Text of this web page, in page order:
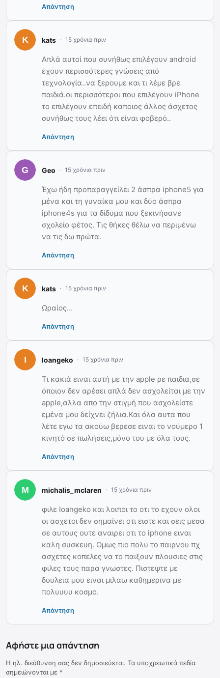
Απάντηση
kats 15 χρόνια πριν
Απλά αυτοί που συνήθως επιλέγουν android
έχουν περισσότερες γνώσεις από
τεχνολογία..να ξερουμε και τι λέμε βρε
παιδιά.οι περισσότεροι που επιλέγουν iPhone
το επιλέγουν επειδή καποιος άλλος άσχετος
συνήθως τους λέει ότι είναι φοβερό..
Απάντηση
Geo 15 χρόνια πριν
Έχω ήδη προπαραγγείλει 2 άσπρα iphone5 για
μένα και τη γυναίκα μου και δύο άσπρα
iphone4s για τα δίδυμα που ξεκινήσανε
σχολείο φέτος. Τις θήκες θέλω να περιμένω
να τις δω πρώτα.
Απάντηση
kats 15 χρόνια πριν
Ωραίος…
Απάντηση
Ioangeko 15 χρόνια πριν
Τι κακιά ειναι αυτή με την apple ρε παιδια,σε
όποιον δεν αρέσει απλά δεν ασχολείται με την
apple,αλλα απο την στιγμή που ασχολείστε
εμένα μου δείχνει ζήλια.Και όλα αυτα που
λέτε εγω τα ακούω βερεσε ειναι το νούμερο 1
κινητό σε πωλήσεις,μόνο του με όλα τους.
Απάντηση
michalis_mclaren 15 χρόνια πριν
φιλε Ioangeko και λοιποι το οτι το εχουν ολοι
οι ασχετοι δεν σημαίνει οτι ειστε και σεις μεσα
σε αυτους ουτε αναιρει οτι το iphone ειναι
καλη συσκευη. Ομως πιο πολυ το παιρνου πχ
ασχετες κοπελες να το παιξουν πλουσιες στις
φιλες τους παρα γνωστες. Πιστεψτε με
δουλεια μου ειναι μιλαω καθημερινα με
πολυυυυ κοσμο.
Απάντηση
Αφήστε μια απάντηση
Η ηλ. διεύθυνση σας δεν δημοσιεύεται. Τα υποχρεωτικά πεδία
σημειώνονται με *